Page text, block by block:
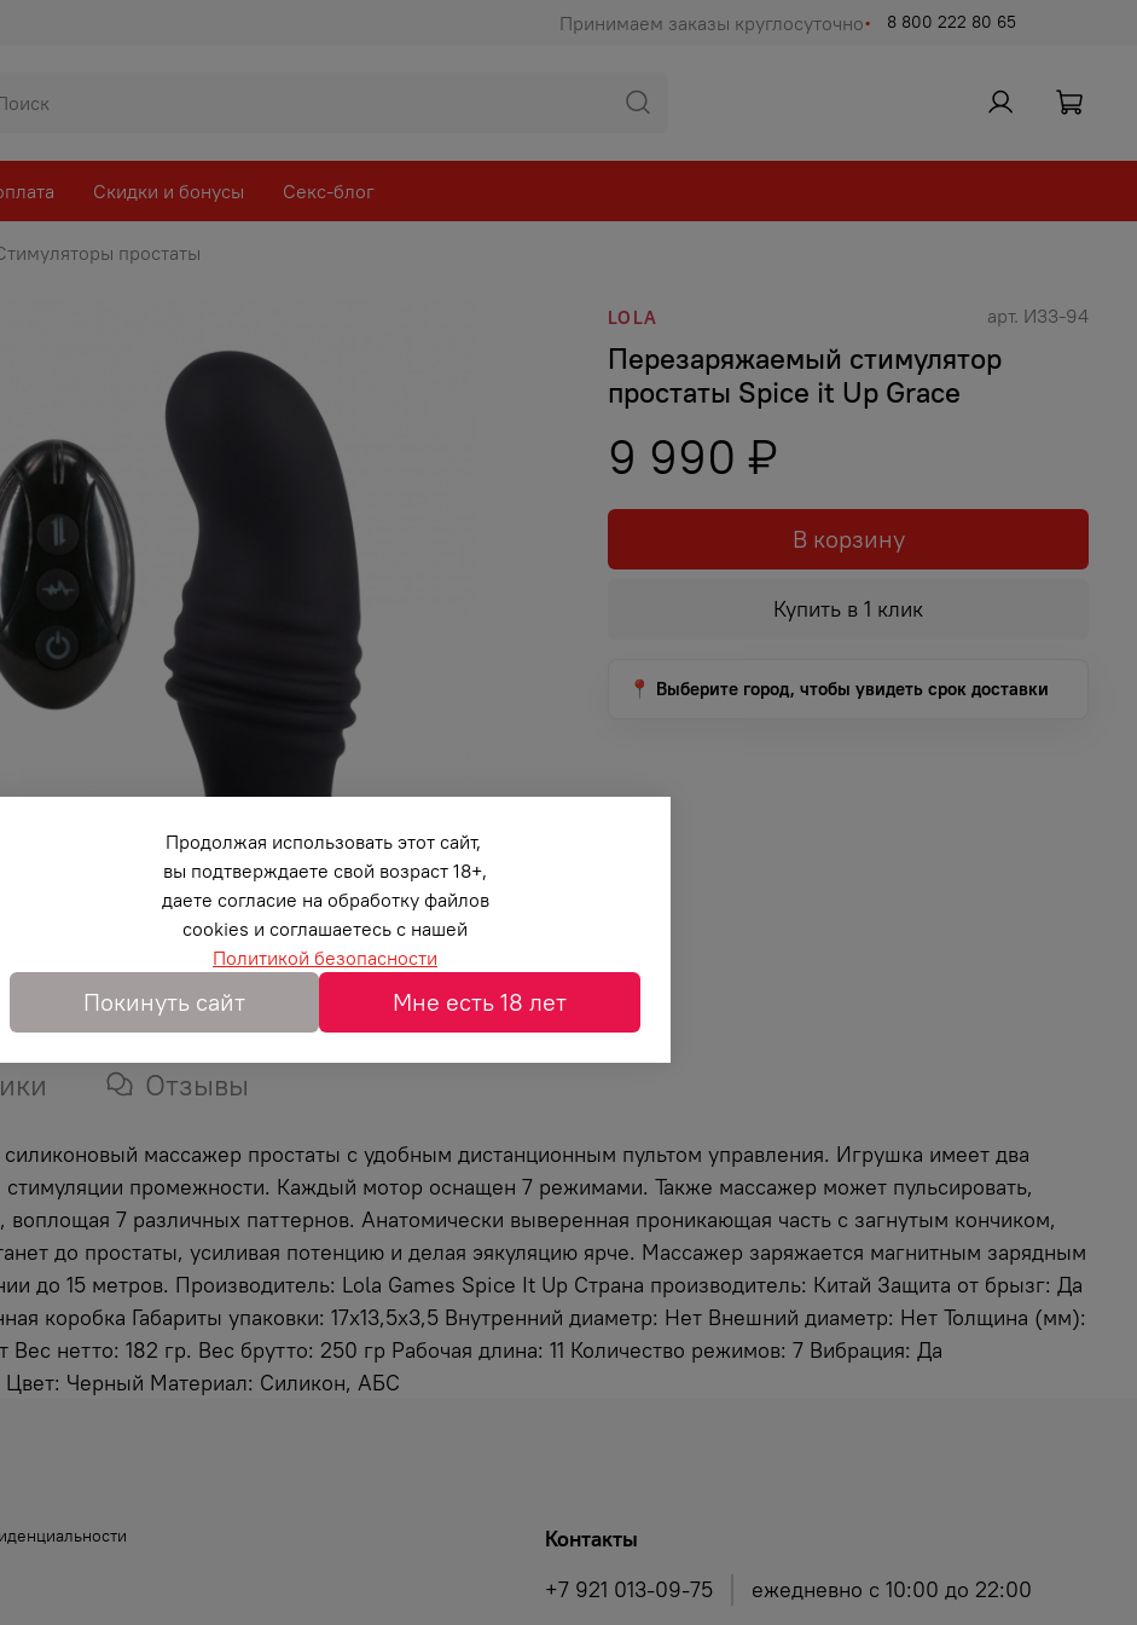
Принимаем заказы круглосуточно 8 800 222 80 65
Скидки и бонусы Секс-блог
простаты
LOLA арт. И33-94
Перезаряжаемый стимулятор
простаты Spice it Up Grace
9 990 ₽
В корзину
Купить в 1 клик
📍 Выберите город, чтобы увидеть срок доставки
Отзывы
массажер простаты с удобным дистанционным пультом управления. Игрушка имеет два
стимуляции промежности. Каждый мотор оснащен 7 режимами. Также массажер может пульсировать,
воплощая 7 различных паттернов. Анатомически выверенная проникающая часть с загнутым кончиком,
до простаты, усиливая потенцию и делая эякуляцию ярче. Массажер заряжается магнитным зарядным
до 15 метров. Производитель: Lola Games Spice It Up Страна производитель: Китай Защита от брызг: Да
коробка Габариты упаковки: 17x13,5x3,5 Внутренний диаметр: Нет Внешний диаметр: Нет Толщина (мм):
нетто: 182 гр. Веc брутто: 250 гр Рабочая длина: 11 Количество режимов: 7 Вибрация: Да
Черный Материал: Силикон, АБС
Контакты
+7 921 013-09-75
ежедневно с 10:00 до 22:00
Продолжая использовать этот сайт,
вы подтверждаете свой возраст 18+,
даете согласие на обработку файлов
cookies и соглашаетесь с нашей
Политикой безопасности
Покинуть сайт Мне есть 18 лет